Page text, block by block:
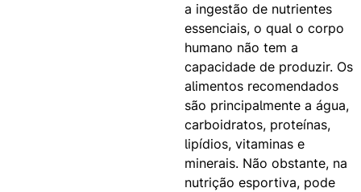
a ingestão de nutrientes
essenciais, o qual o corpo
humano não tem a
capacidade de produzir. Os
alimentos recomendados
são principalmente a água,
carboidratos, proteínas,
lipídios, vitaminas e
minerais. Não obstante, na
nutrição esportiva, pode